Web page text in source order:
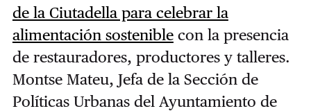
de la Ciutadella para celebrar la
alimentación sosteniblecon la presencia
de restauradores, productores y talleres.
Montse Mateu, Jefa de la Sección de
Políticas Urbanas del Ayuntamiento de